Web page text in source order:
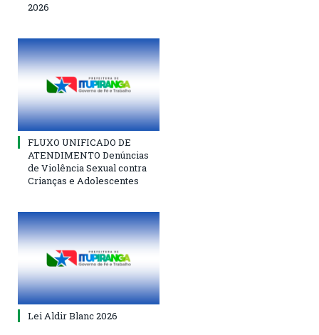
2026
FLUXO UNIFICADO DE
ATENDIMENTO Denúncias
de Violência Sexual contra
Crianças e Adolescentes
Lei Aldir Blanc 2026